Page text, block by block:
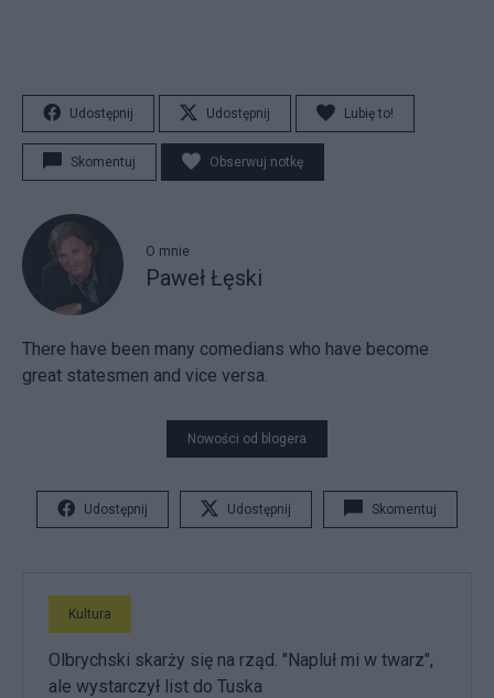
Udostępnij Udostępnij Lubię to!
Skomentuj Obserwuj notkę
O mnie
Paweł Łęski
There have been many comedians who have become
great statesmen and vice versa.
Nowości od blogera
Udostępnij Udostępnij Skomentuj
Kultura
Olbrychski skarży się na rząd. "Napluł mi w twarz",
ale wystarczył list do Tuska